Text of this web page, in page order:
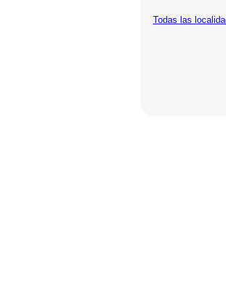
Todas las